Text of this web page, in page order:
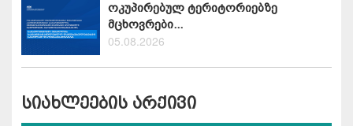
ოკუპირებულ ტერიტორიებზე
მცხოვრები...
05.08.2026
სიახლეების არქივი